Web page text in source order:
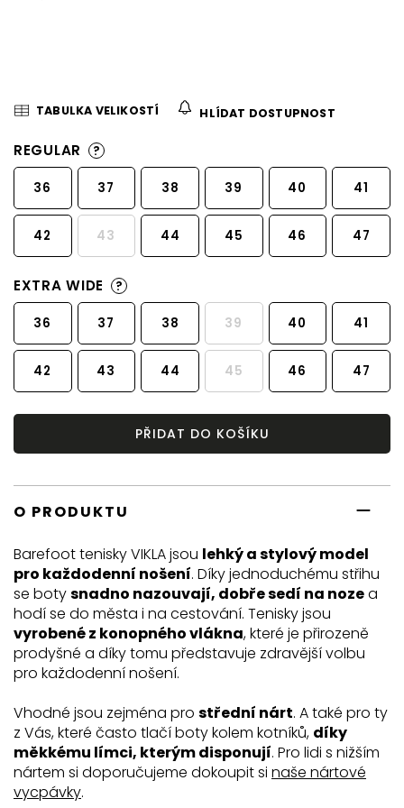
TABULKA VELIKOSTÍ HLÍDAT DOSTUPNOST
REGULAR ?
36 37 38 39 40 41
42 43 44 45 46 47
EXTRA WIDE ?
36 37 38 39 40 41
42 43 44 45 46 47
PŘIDAT DO KOŠÍKU
O PRODUKTU
Barefoot tenisky VIKLA jsou lehký a stylový model
pro každodenní nošení. Díky jednoduchému střihu
se botysnadno nazouvají, dobře sedí na nozea
hodí se do města i na cestování. Tenisky jsou
vyrobené z konopného vlákna, které je přirozeně
prodyšné a díky tomu představuje zdravější volbu
pro každodenní nošení.
Vhodné jsou zejména pro střední nárt. A také pro ty
z Vás, které často tlačí boty kolem kotníků, díky
měkkému límci, kterým disponují. Pro lidi s nižším
nártem si doporučujeme dokoupit si naše nártové
vycpávky.